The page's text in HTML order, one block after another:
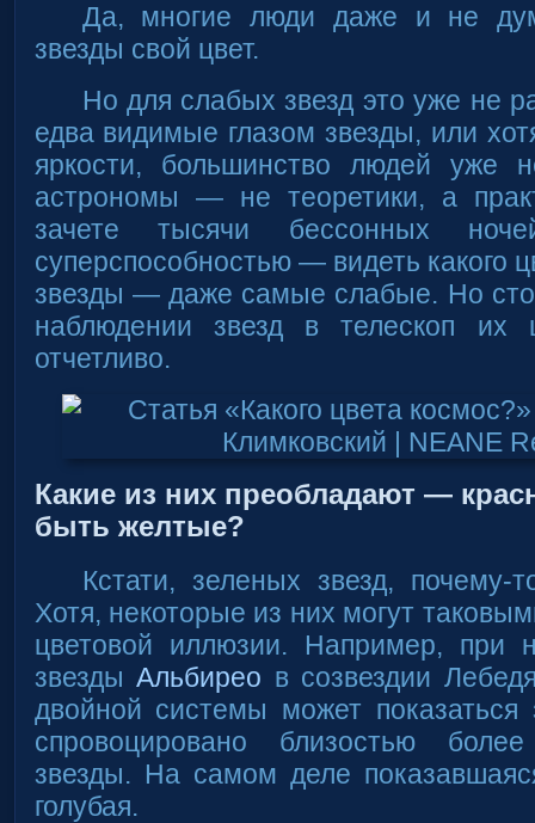
Да, многие люди даже и не
звезды свой цвет.
Но для слабых звезд это уже не
едва видимые глазом звезды, или
яркости, большинство людей уже
астрономы — не теоретики, а
зачете тысячи бессонных
суперспособностью — видеть какого
звезды — даже самые слабые. Но
наблюдении звезд в телескоп их
отчетливо.
Какие из них преобладают —
быть желтые?
Кстати, зеленых звезд, почему-
Хотя, некоторые из них могут
цветовой иллюзии. Например, при
звезды Альбирео в созвездии
двойной системы может показаться
спровоцировано близостью
звезды. На самом деле
голубая.